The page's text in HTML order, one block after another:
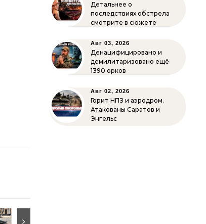
Детальнее о
последствиях обстрела
смотрите в сюжете
Авг 03, 2026
Денацифицировано и
демилитаризовано ещё
1390 орков
Авг 02, 2026
Горит НПЗ и аэродром.
Атакованы Саратов и
Энгельс